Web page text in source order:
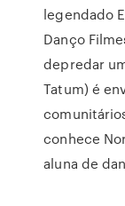
legendado
Danço
depredar
Tatum) é
conhece
aluna de